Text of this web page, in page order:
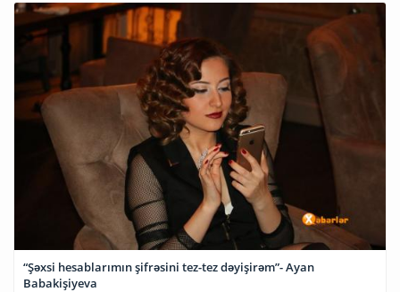
“Şəxsi hesablarımın şifrəsini tez-tez dəyişirəm”- Ayan
Babakişiyeva